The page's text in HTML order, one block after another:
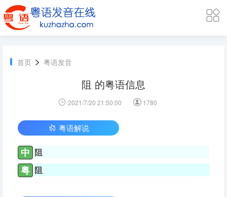
首页 > 粤语发音
阻 的粤语信息
2021/7/20 21:50:00 1780
粤语解说
中 阻
粤 阻